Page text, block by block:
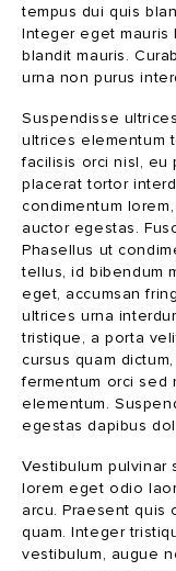
tempus dui quis
Integer eget mauris
blandit mauris.
urna non purus
Suspendisse
ultrices elementum
facilisis orci nisl, eu
placerat tortor
condimentum
auctor egestas.
Phasellus ut
tellus, id bibendum
eget, accumsan
ultrices urna
tristique, a porta
cursus quam
fermentum orci sed
elementum.
egestas dapibus
Vestibulum pulvinar
lorem eget odio
arcu. Praesent quis
quam. Integer
vestibulum, augue